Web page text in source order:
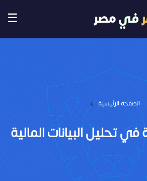
☰
الصفحة الرئيسية ›
تحليل البيانات المالية